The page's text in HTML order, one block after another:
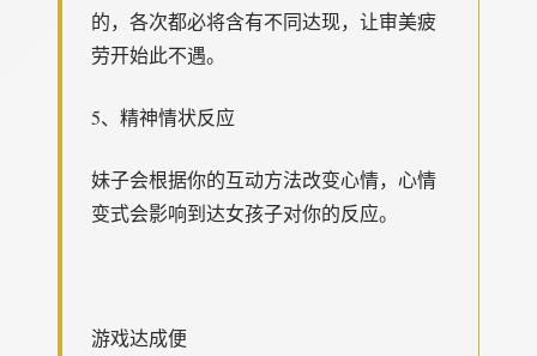
的，各次都必将含有不同达现，让审美疲
劳开始此不遇。
5、精神情状反应
妹子会根据你的互动方法改变心情，心情
变式会影响到达女孩子对你的反应。
游戏达成便